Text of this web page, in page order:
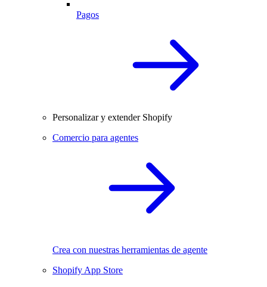
Pagos
Personalizar y extender Shopify
Comercio para agentes
Crea con nuestras herramientas de agente
Shopify App Store